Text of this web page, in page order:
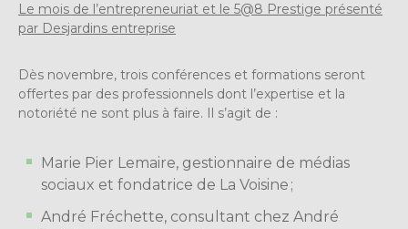
Le mois de l’entrepreneuriat et le 5@8 Prestige présenté
par Desjardins entreprise
Dès novembre, trois conférences et formations seront
offertes par des professionnels dont l’expertise et la
notoriété ne sont plus à faire. Il s’agit de :
Marie Pier Lemaire, gestionnaire de médias
sociaux et fondatrice de La Voisine ;
André Fréchette, consultant chez André